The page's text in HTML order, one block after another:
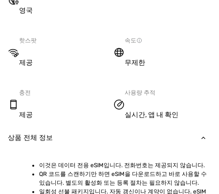
영국
핫스팟
제공
속도
무제한
충전
제공
사용량 추적
실시간, 앱 내 확인
상품 전체 정보
이것은 데이터 전용 eSIM입니다. 전화번호는 제공되지 않습니다.
QR 코드를 스캔하기만 하면 eSIM을 다운로드하고 바로 사용할 수
있습니다. 별도의 활성화 또는 등록 절차는 필요하지 않습니다.
일회성 선불 패키지입니다. 자동 갱신이나 계약이 없습니다. eSIM